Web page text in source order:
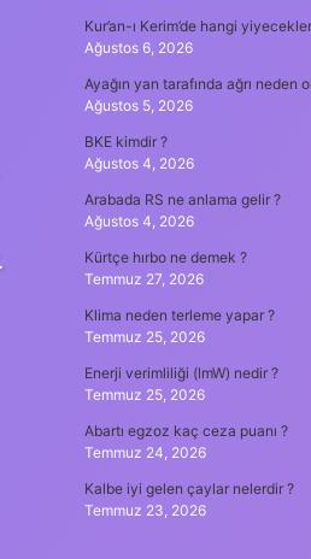
Kur’an-ı Kerim’de hangi
Ağustos 6, 2026
Ayağın yan tarafında ağrı neden
Ağustos 5, 2026
BKE kimdir ?
Ağustos 4, 2026
Arabada RS ne anlama gelir ?
Ağustos 4, 2026
Kürtçe hırbo ne demek ?
Temmuz 27, 2026
Klima neden terleme yapar ?
Temmuz 25, 2026
Enerji verimliliği (lmW) nedir ?
Temmuz 25, 2026
Abartı egzoz kaç ceza puanı ?
Temmuz 24, 2026
Kalbe iyi gelen çaylar nelerdir ?
Temmuz 23, 2026